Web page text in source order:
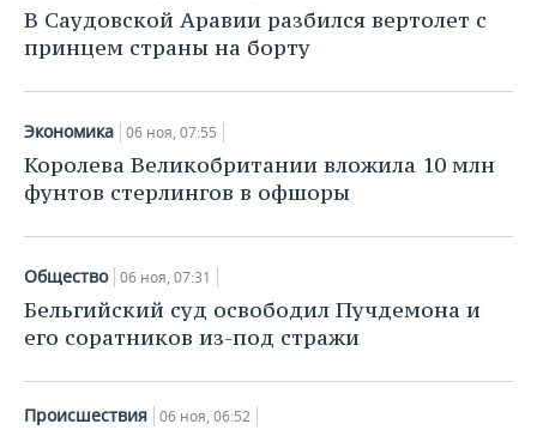
В Саудовской Аравии разбился вертолет с
принцем страны на борту
Экономика 06 ноя, 07:55
Королева Великобритании вложила 10 млн
фунтов стерлингов в офшоры
Общество 06 ноя, 07:31
Бельгийский суд освободил Пучдемона и
его соратников из-под стражи
Происшествия 06 ноя, 06:52